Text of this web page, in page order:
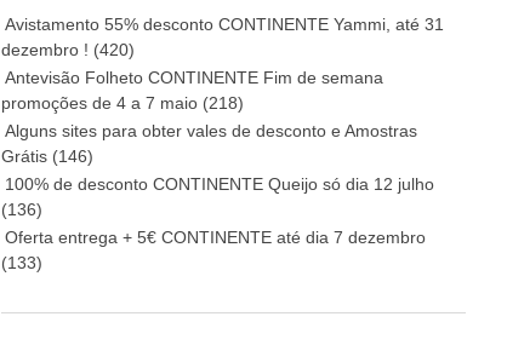
Avistamento 55% desconto CONTINENTE Yammi, até 31
dezembro ! (420)
Antevisão Folheto CONTINENTE Fim de semana
promoções de 4 a 7 maio (218)
Alguns sites para obter vales de desconto e Amostras
Grátis (146)
100% de desconto CONTINENTE Queijo só dia 12 julho
(136)
Oferta entrega + 5€ CONTINENTE até dia 7 dezembro
(133)